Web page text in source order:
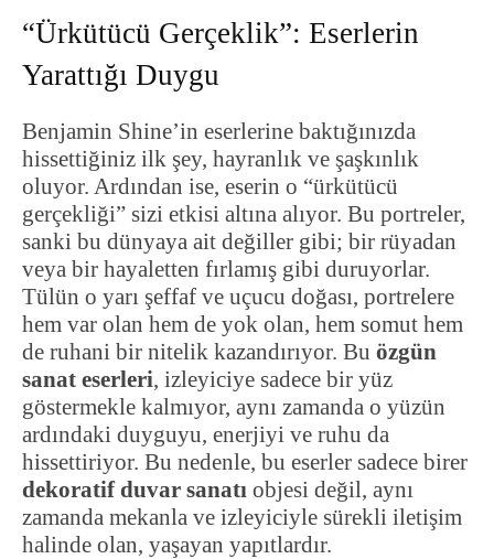
“Ürkütücü Gerçeklik”: Eserlerin
Yarattığı Duygu
Benjamin Shine’in eserlerine baktığınızda
hissettiğiniz ilk şey, hayranlık ve şaşkınlık
oluyor. Ardından ise, eserin o “ürkütücü
gerçekliği” sizi etkisi altına alıyor. Bu portreler,
sanki bu dünyaya ait değiller gibi; bir rüyadan
veya bir hayaletten fırlamış gibi duruyorlar.
Tülün o yarı şeffaf ve uçucu doğası, portrelere
hem var olan hem de yok olan, hem somut hem
de ruhani bir nitelik kazandırıyor. Bu özgün
sanat eserleri, izleyiciye sadece bir yüz
göstermekle kalmıyor, aynı zamanda o yüzün
ardındaki duyguyu, enerjiyi ve ruhu da
hissettiriyor. Bu nedenle, bu eserler sadece birer
dekoratif duvar sanatı objesi değil, aynı
zamanda mekanla ve izleyiciyle sürekli iletişim
halinde olan, yaşayan yapıtlardır.